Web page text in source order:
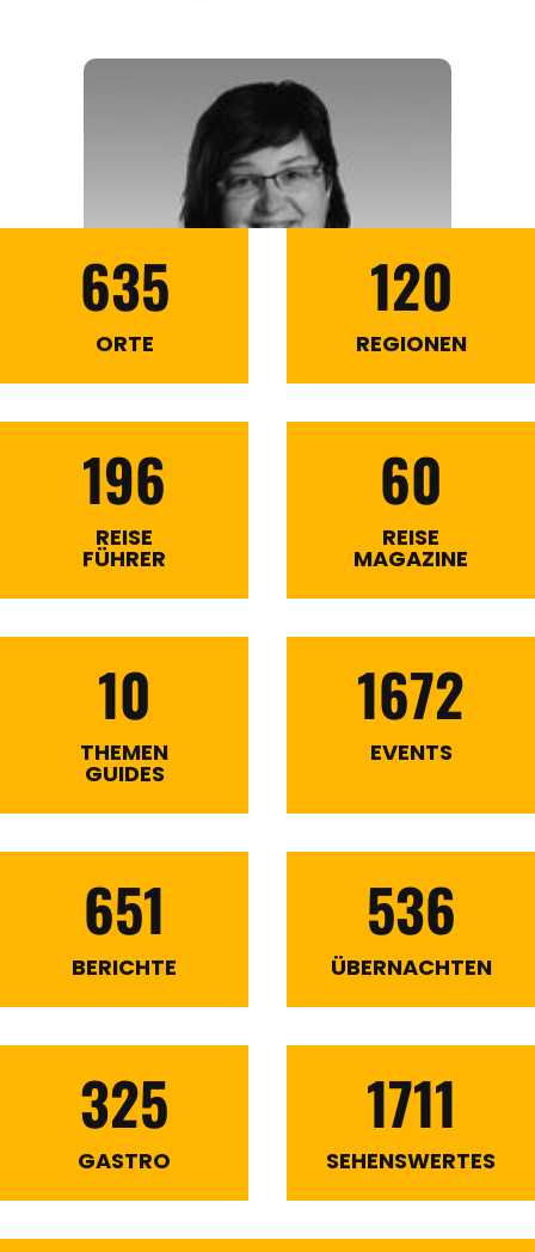
635
ORTE
120
REGIONEN
196
REISE
FÜHRER
60
REISE
MAGAZINE
10
THEMEN
GUIDES
1672
EVENTS
651
BERICHTE
536
ÜBERNACHTEN
325
GASTRO
1711
SEHENSWERTES